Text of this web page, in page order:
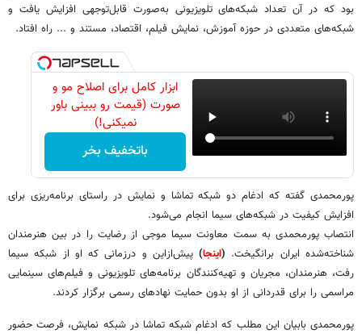
بود که در آن تعداد شبکه‌های تلویزیونی به‌صورت قابل‌توجهی افزایش یافت و
شبکه‌های متعددی در حوزه آموزش، نمایش فیلم، اقتصاد، مستند و ... راه افتاد.
ابزار کامل برای اصلاح مو و
صورت (قیمت رو ببینی باور
نمیکنی!)
باتخفیف بخر
پورمحمدی گفته که ادغام دو شبکه تماشا و نمایش در راستای برنامه‌ریزی برای
افزایش کیفیت در شبکه‌های سیما انجام می‌شود.
انتصاب پورمحمدی به سمت معاونت سیما موجی از رضایت را در بین هنرمندان
شناخته‌شده ایران برانگیخت. (اینجا)پیش‌ازاین و درزمانی که او از شبکه سیما
رفت، هنرمندان، مجریان و تهیه‌کنندگان برنامه‌های تلویزیونی و فیلم‌های سینمایی
مراسمی را برای قدردانی از او بدون حمایت نهادهای رسمی برگزار کردند.
پورمحمدی بابیان این مطلب که ادغام شبکه تماشا در شبکه نمایش، فرصت حضور